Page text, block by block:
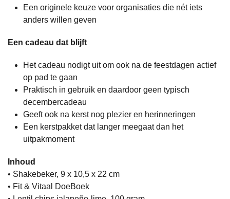
Een originele keuze voor organisaties die nét iets
anders willen geven
Een cadeau dat blijft
Het cadeau nodigt uit om ook na de feestdagen actief
op pad te gaan
Praktisch in gebruik en daardoor geen typisch
decembercadeau
Geeft ook na kerst nog plezier en herinneringen
Een kerstpakket dat langer meegaat dan het
uitpakmoment
Inhoud
• Shakebeker, 9 x 10,5 x 22 cm
• Fit & Vitaal DoeBoek